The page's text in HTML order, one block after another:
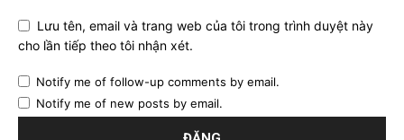
Lưu tên, email và trang web của tôi trong trình duyệt này
cho lần tiếp theo tôi nhận xét.
Notify me of follow-up comments by email.
Notify me of new posts by email.